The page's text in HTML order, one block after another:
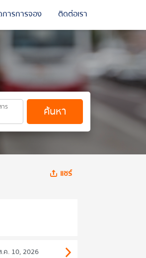
าร ค้นหา
ารการจอง ติดต่อเรา
แชร์
.ค. 10, 2026